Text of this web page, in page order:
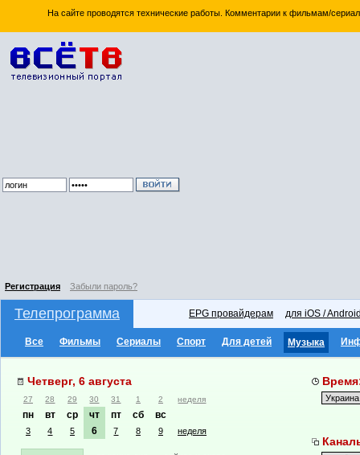
На сайте проводятся технические работы. Комментарии к фильмам/
Регистрация Забыли пароль?
Телепрограмма EPG провайдерам для iOS /
Все Фильмы Сериалы Спорт Для детей Музыка
Четверг, 6 августа
27 28 29 30 31 1 2 неделя
пн вт ср чт пт сб вс
3 4 5 6 7 8 9 неделя